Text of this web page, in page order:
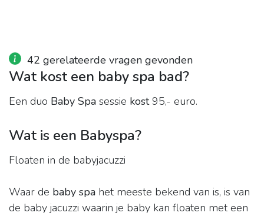
42 gerelateerde vragen gevonden
Wat kost een baby spa bad?
Een duo Baby Spa sessie kost95,- euro.
Wat is een Babyspa?
Floaten in de babyjacuzzi
Waar de baby spa het meeste bekend van is, is van
de baby jacuzzi waarin je baby kan floaten met een